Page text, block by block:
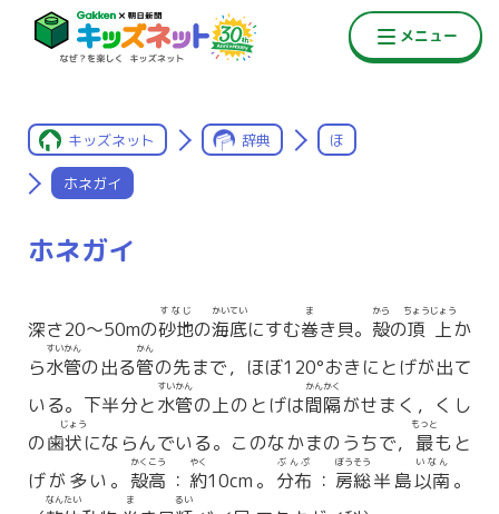
キッズネット 辞典 ほ
ホネガイ
ホネガイ
深さ20〜50mの砂地
すなじ
の海底
かいてい
にすむ巻
ま
き貝。 殻
から
の頂上
ちょうじょう
か
ら水管
すいかん
の出る管
かん
の先まで，ほぼ120°おきにとげが出て
いる。下半分と水管
すいかん
の上のとげは間隔
かんかく
がせまく，くし
の歯状
じょう
にならんでいる。このなかまのうちで， 最
もっと
もと
げが多い。 殻高
かくこう
： 約
やく
10cm。 分布
ぶんぷ
： 房総
ぼうそう
半島以南
いなん
。
なんたい ま るい